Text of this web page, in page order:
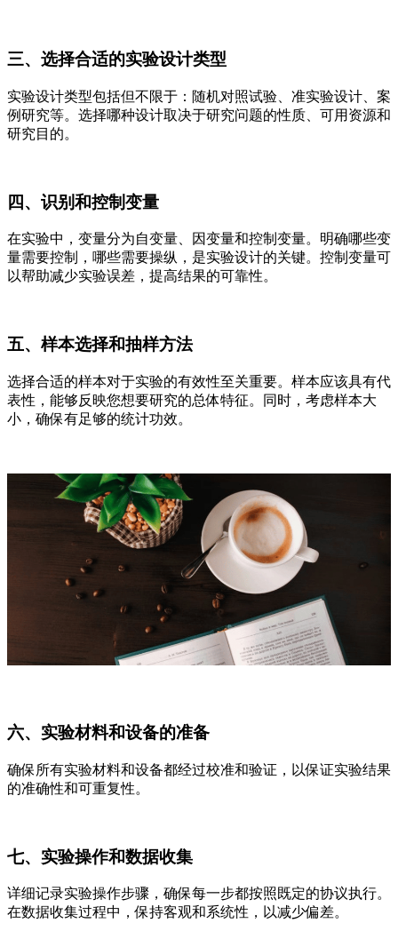
三、选择合适的实验设计类型
实验设计类型包括但不限于：随机对照试验、准实验设计、案
例研究等。选择哪种设计取决于研究问题的性质、可用资源和
研究目的。
四、识别和控制变量
在实验中，变量分为自变量、因变量和控制变量。明确哪些变
量需要控制，哪些需要操纵，是实验设计的关键。控制变量可
以帮助减少实验误差，提高结果的可靠性。
五、样本选择和抽样方法
选择合适的样本对于实验的有效性至关重要。样本应该具有代
表性，能够反映您想要研究的总体特征。同时，考虑样本大
小，确保有足够的统计功效。
六、实验材料和设备的准备
确保所有实验材料和设备都经过校准和验证，以保证实验结果
的准确性和可重复性。
七、实验操作和数据收集
详细记录实验操作步骤，确保每一步都按照既定的协议执行。
在数据收集过程中，保持客观和系统性，以减少偏差。